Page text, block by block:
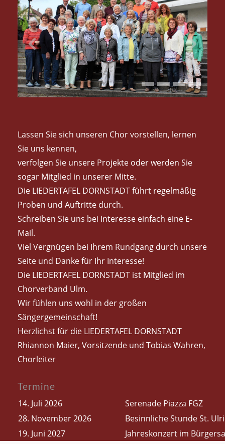
Lassen Sie sich unseren Chor vorstellen, lernen
Sie uns kennen,
verfolgen Sie unsere Projekte oder werden Sie
sogar Mitglied in unserer Mitte.
Die LIEDERTAFEL DORNSTADT führt regelmäßig
Proben und Auftritte durch.
Schreiben Sie uns bei Interesse einfach eine E-
Mail.
Viel Vergnügen bei Ihrem Rundgang durch unsere
Seite und Danke für Ihr Interesse!
Die LIEDERTAFEL DORNSTADT ist Mitglied im
Chorverband Ulm.
Wir fühlen uns wohl in der großen
Sängergemeinschaft!
Herzlichst für die LIEDERTAFEL DORNSTADT
Rhiannon Maier, Vorsitzende und Tobias Wahren,
Chorleiter
Termine
14. Juli 2026
Serenade Piazza FGZ
28. November 2026
Besinnliche Stunde St.
19. Juni 2027
Jahreskonzert im